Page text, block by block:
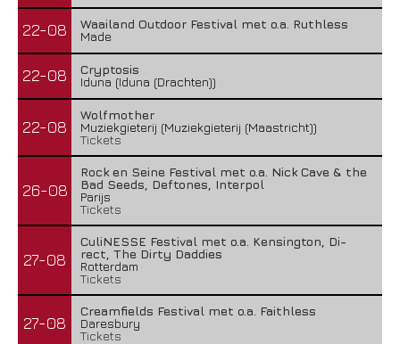
22-08
Waailand Outdoor Festival met o.a. Ruthless
Made
22-08
Cryptosis
Iduna (Iduna (Drachten))
22-08
Wolfmother
Muziekgieterij (Muziekgieterij (Maastricht))
Tickets
26-08
Rock en Seine Festival met o.a. Nick Cave & the
Bad Seeds, Deftones, Interpol
Parijs
Tickets
27-08
CuliNESSE Festival met o.a. Kensington, Di-
rect, The Dirty Daddies
Rotterdam
Tickets
27-08
Creamfields Festival met o.a. Faithless
Daresbury
Tickets